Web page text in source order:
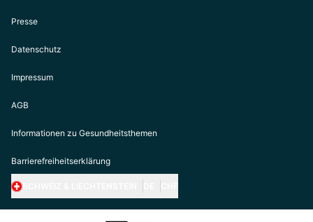
Presse
Datenschutz
Impressum
AGB
Informationen zu Gesundheitsthemen
Barrierefreiheitserklärung
https://biogena.com/de-at